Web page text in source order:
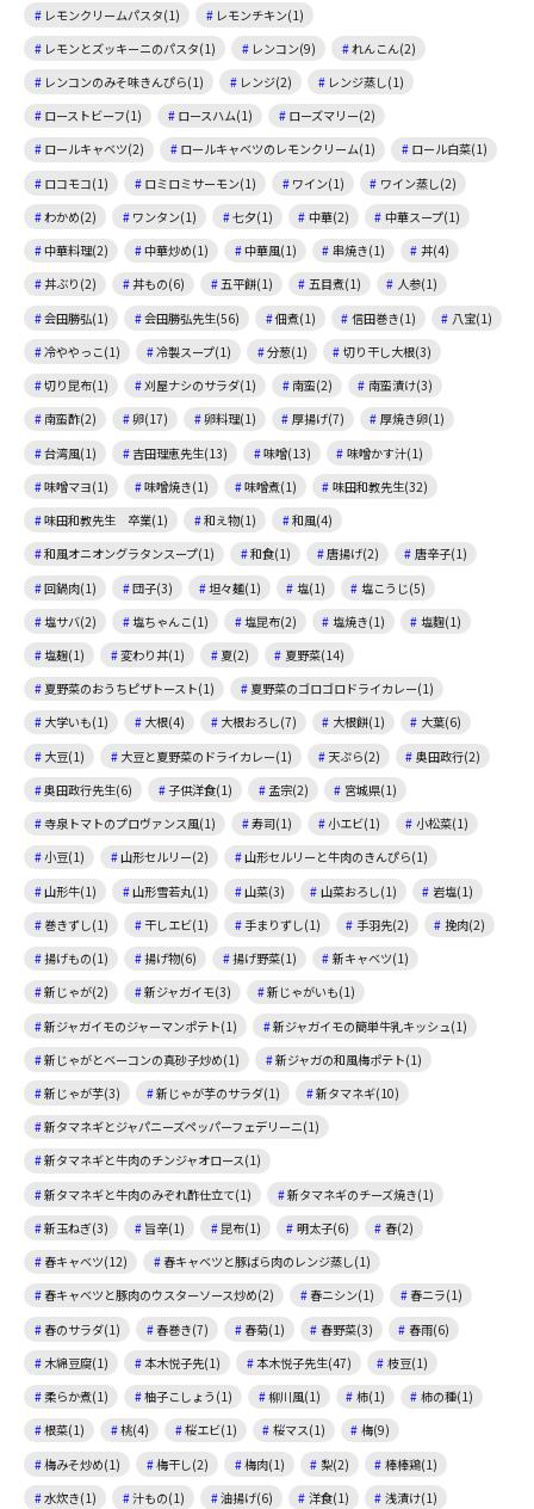
レモンクリームパスタ(1)
レモンチキン(1)
レモンとズッキーニのパスタ(1)
レンコン(9)
れんこん(2)
レンコンのみそ味きんぴら(1)
レンジ(2)
レンジ蒸し(1)
ローストビーフ(1)
ロースハム(1)
ローズマリー(2)
ロールキャベツ(2)
ロールキャベツのレモンクリーム(1)
ロール白菜(1)
ロコモコ(1)
ロミロミサーモン(1) ワイン(1)
ワイン蒸し(2)
わかめ(2)
ワンタン(1) 七夕(1) 中華(2)
中華スープ(1)
中華料理(2)
中華炒め(1) 中華風(1) 串焼き(1)
丼(4)
丼ぶり(2)
丼もの(6) 五平餅(1) 五目煮(1)
人参(1)
会田勝弘(1)
会田勝弘先生(56) 佃煮(1) 信田巻き(1)
八宝(1)
冷ややっこ(1)
冷製スープ(1) 分葱(1)
切り干し大根(3)
切り昆布(1)
刈屋ナシのサラダ(1) 南蛮(2)
南蛮漬け(3)
南蛮酢(2)
卵(17) 卵料理(1) 厚揚げ(7)
厚焼き卵(1)
台湾風(1)
吉田理恵先生(13) 味噌(13)
味噌かす汁(1)
味噌マヨ(1)
味噌焼き(1) 味噌煮(1)
味田和教先生(32)
味田和教先生 卒業(1)
和え物(1)
和風(4)
和風オニオングラタンスープ(1)
和食(1) 唐揚げ(2)
唐辛子(1)
回鍋肉(1)
団子(3) 坦々麺(1) 塩(1)
塩こうじ(5)
塩サバ(2)
塩ちゃんこ(1) 塩昆布(2) 塩焼き(1)
塩麴(1)
塩麹(1)
変わり丼(1) 夏(2)
夏野菜(14)
夏野菜のおうちピザトースト(1)
夏野菜のゴロゴロドライカレー(1)
大学いも(1)
大根(4) 大根おろし(7) 大根餅(1)
大葉(6)
大豆(1)
大豆と夏野菜のドライカレー(1) 天ぷら(2)
奥田政行(2)
奥田政行先生(6)
子供洋食(1) 孟宗(2)
宮城県(1)
寺泉トマトのプロヴァンス風(1)
寿司(1) 小エビ(1)
小松菜(1)
小豆(1)
山形セルリー(2)
山形セルリーと牛肉のきんぴら(1)
山形牛(1)
山形雪若丸(1) 山菜(3) 山菜おろし(1)
岩塩(1)
巻きずし(1)
干しエビ(1) 手まりずし(1) 手羽先(2)
挽肉(2)
揚げもの(1)
揚げ物(6) 揚げ野菜(1)
新キャベツ(1)
新じゃが(2)
新ジャガイモ(3)
新じゃがいも(1)
新ジャガイモのジャーマンポテト(1)
新ジャガイモの簡単牛乳キッシュ(1)
新じゃがとベーコンの真砂子炒め(1)
新ジャガの和風梅ポテト(1)
新じゃが芋(3)
新じゃが芋のサラダ(1)
新タマネギ(10)
新タマネギとジャパニーズペッパーフェデリーニ(1)
新タマネギと牛肉のチンジャオロース(1)
新タマネギと牛肉のみぞれ酢仕立て(1)
新タマネギのチーズ焼き(1)
新玉ねぎ(3)
旨辛(1) 昆布(1) 明太子(6)
春(2)
春キャベツ(12)
春キャベツと豚ばら肉のレンジ蒸し(1)
春キャベツと豚肉のウスターソース炒め(2)
春ニシン(1)
春ニラ(1)
春のサラダ(1)
春巻き(7) 春菊(1) 春野菜(3)
春雨(6)
木綿豆腐(1)
本木悦子先(1) 本木悦子先生(47)
枝豆(1)
柔らか煮(1)
柚子こしょう(1) 柳川風(1) 柿(1)
柿の種(1)
根菜(1)
桃(4) 桜エビ(1) 桜マス(1)
梅(9)
梅みそ炒め(1)
梅干し(2) 梅肉(1) 梨(2)
棒棒鶏(1)
水炊き(1)
汁もの(1) 油揚げ(6) 洋食(1) 浅漬け(1)